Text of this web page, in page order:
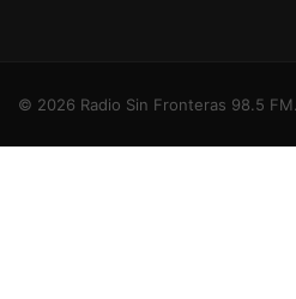
© 2026 Radio Sin Fronteras 98.5